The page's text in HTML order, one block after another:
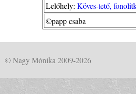
Lelőhely: Köves-tető,
©papp csaba
© Nagy Mónika 2009-2026